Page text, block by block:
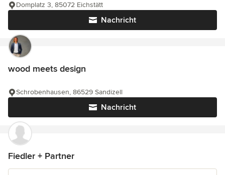
Nachricht
Domplatz 3, 85072 Eichstätt
wood meets design
Nachricht
Schrobenhausen, 86529 Sandizell
Fiedler + Partner